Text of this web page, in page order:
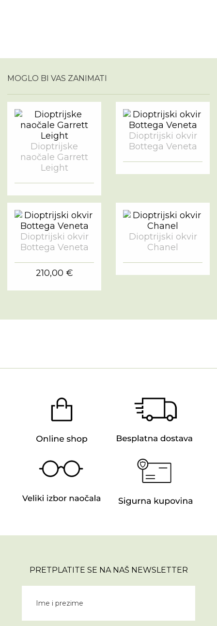
MOGLO BI VAS ZANIMATI
Dioptrijske
naočale Garrett
Leight
Dioptrijski okvir
Bottega Veneta
Dioptrijski okvir
Bottega Veneta
210,00 €
Dioptrijski okvir
Chanel
PRETPLATITE SE NA NAŠ NEWSLETTER